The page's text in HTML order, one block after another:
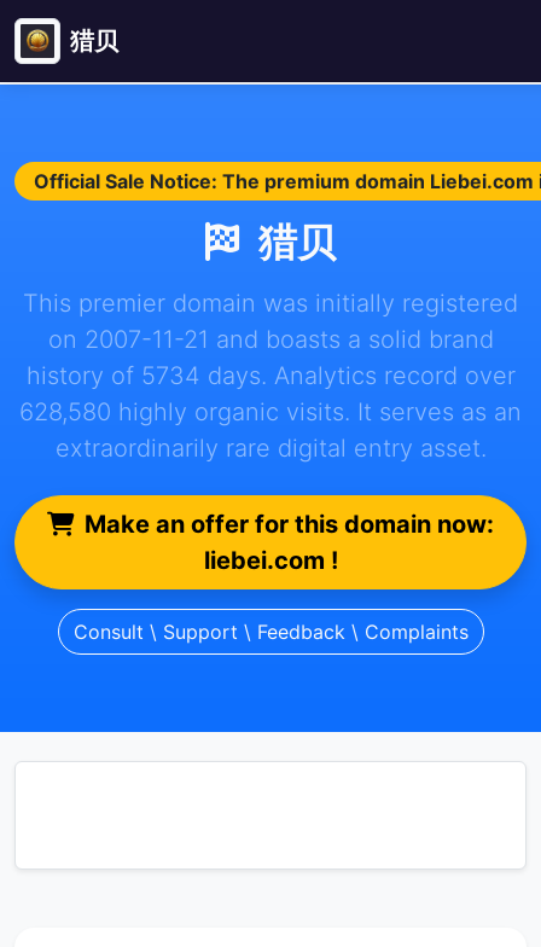
猎贝
Official Sale Notice: The premium domain
猎贝
This premier domain was initially registered
on 2007-11-21 and boasts a solid brand
history of 5734 days. Analytics record over
628,580 highly organic visits. It serves as an
extraordinarily rare digital entry asset.
Make an offer for this domain now:
liebei.com !
Consult \ Support \ Feedback \ Complaints